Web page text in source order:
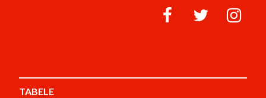
TABELE